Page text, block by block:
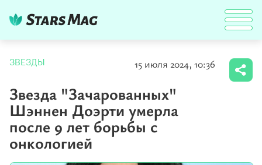
ЗВЕЗДЫ 15 июля 2024, 10:36
Звезда "Зачарованных"
Шэннен Доэрти умерла
после 9 лет борьбы с
онкологией